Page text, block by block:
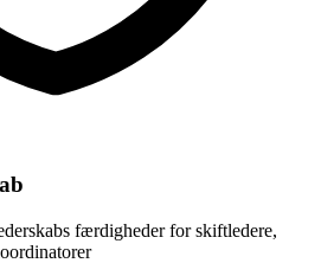
færdigheder for skiftledere,